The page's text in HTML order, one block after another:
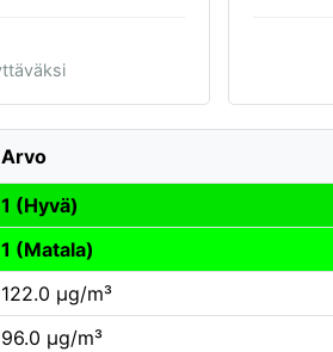
Arvo
1 (Hyvä)
1 (Matala)
122.0 µg/m³
96.0 µg/m³